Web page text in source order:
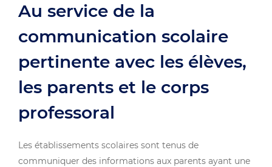
Au service de la
communication scolaire
pertinente avec les élèves,
les parents et le corps
professoral
Les établissements scolaires sont tenus de
communiquer des informations aux parents ayant une